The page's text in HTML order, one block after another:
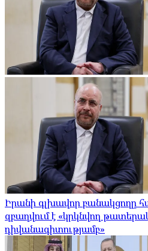
Իրանի գլխավոր բանակցողը
զբաղվում է «կրկնվող
դիվանագիտությամբ»